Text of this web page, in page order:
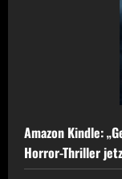
Amazon Kindle:
Horror-Thriller